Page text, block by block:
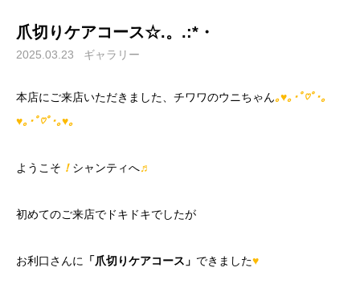
爪切りケアコース☆.。.:*・
2025.03.23 ギャラリー
本店にご来店いただきました、チワワのウニちゃん｡♥｡･ﾟ♡ﾟ･｡
♥｡･ﾟ♡ﾟ･｡♥｡
ようこそ ！ シャンティへ♬
初めてのご来店でドキドキでしたが
お利口さんに 「爪切りケアコース」 できました♥